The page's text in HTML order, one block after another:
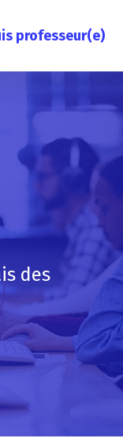
professeur(e)
des